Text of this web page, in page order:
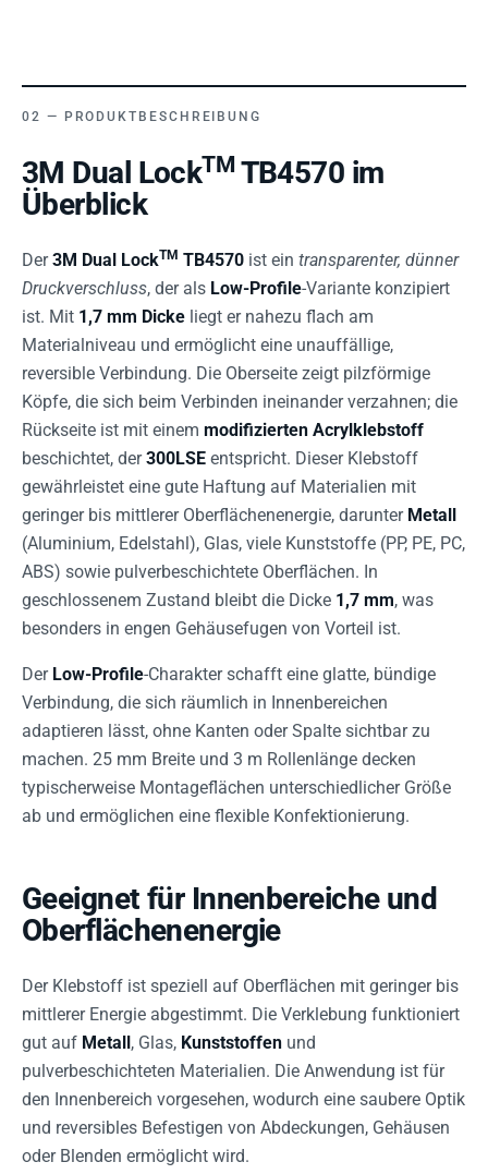
PRODUKTBESCHREIBUNG
3M Dual LockTM TB4570 im
Überblick
Der3M Dual LockTM TB4570 ist ein transparenter, dünner
Druckverschluss, der als Low-Profile-Variante konzipiert
ist. Mit 1,7 mm Dicke liegt er nahezu flach am
Materialniveau und ermöglicht eine unauffällige,
reversible Verbindung. Die Oberseite zeigt pilzförmige
Köpfe, die sich beim Verbinden ineinander verzahnen; die
Rückseite ist mit einem modifizierten Acrylklebstoff
beschichtet, der300LSE entspricht. Dieser Klebstoff
gewährleistet eine gute Haftung auf Materialien mit
geringer bis mittlerer Oberflächenenergie, darunter Metall
(Aluminium, Edelstahl), Glas, viele Kunststoffe (PP, PE, PC,
ABS) sowie pulverbeschichtete Oberflächen. In
geschlossenem Zustand bleibt die Dicke 1,7 mm, was
besonders in engen Gehäusefugen von Vorteil ist.
Der Low-Profile-Charakter schafft eine glatte, bündige
Verbindung, die sich räumlich in Innenbereichen
adaptieren lässt, ohne Kanten oder Spalte sichtbar zu
machen. 25 mm Breite und 3 m Rollenlänge decken
typischerweise Montageflächen unterschiedlicher Größe
ab und ermöglichen eine flexible Konfektionierung.
Geeignet für Innenbereiche und
Oberflächenenergie
Der Klebstoff ist speziell auf Oberflächen mit geringer bis
mittlerer Energie abgestimmt. Die Verklebung funktioniert
gut auf Metall, Glas, Kunststoffen und
pulverbeschichteten Materialien. Die Anwendung ist für
den Innenbereich vorgesehen, wodurch eine saubere Optik
und reversibles Befestigen von Abdeckungen, Gehäusen
oder Blenden ermöglicht wird.